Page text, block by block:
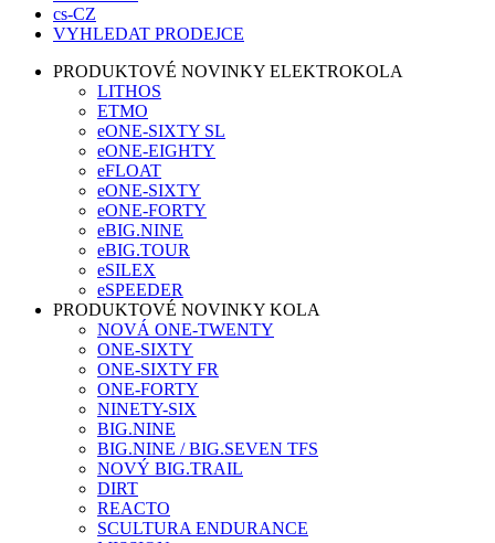
cs-CZ
VYHLEDAT PRODEJCE
PRODUKTOVÉ NOVINKY ELEKTROKOLA
LITHOS
ETMO
eONE-SIXTY SL
eONE-EIGHTY
eFLOAT
eONE-SIXTY
eONE-FORTY
eBIG.NINE
eBIG.TOUR
eSILEX
eSPEEDER
PRODUKTOVÉ NOVINKY KOLA
NOVÁ ONE-TWENTY
ONE-SIXTY
ONE-SIXTY FR
ONE-FORTY
NINETY-SIX
BIG.NINE
BIG.NINE / BIG.SEVEN TFS
NOVÝ BIG.TRAIL
DIRT
REACTO
SCULTURA ENDURANCE